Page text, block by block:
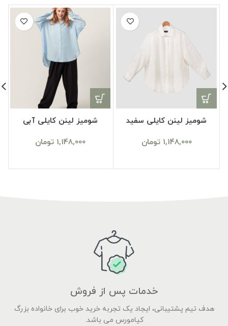
شومیز لینن کایلی سفید
1,148,000 تومان
شومیز لینن کایلی آبی
1,148,000 تومان
خدمات پس از فروش
هدف تیم پشتیبانی، ایجاد یک تجربه خرید خوب برای خانواده بزرگ
کیامورس می باشد.